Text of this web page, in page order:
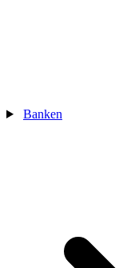
Banken